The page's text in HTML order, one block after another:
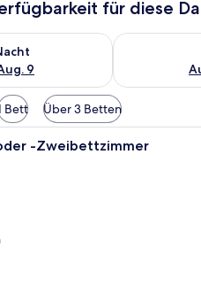
für diese
9
für heute Nacht, Aug. 8
Überprüfe
Bett Über 3 Betten
Ein Hotelzimmer mit einem
-Zweibettzimmer